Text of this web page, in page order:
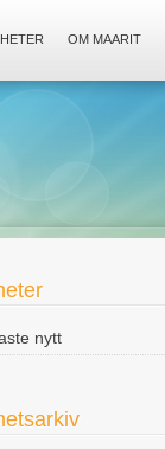
OM MAARIT
nytt